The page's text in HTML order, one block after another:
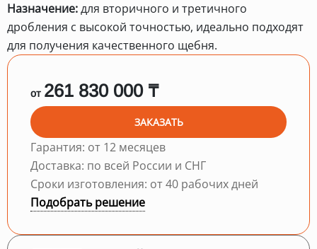
Назначение:для вторичного и третичного
дробления с высокой точностью, идеально подходят
для получения качественного щебня.
от 261 830 000 ₸
ЗАКАЗАТЬ
Гарантия: от 12 месяцев
Доставка: по всей России и СНГ
Сроки изготовления: от 40 рабочих дней
Подобрать решение